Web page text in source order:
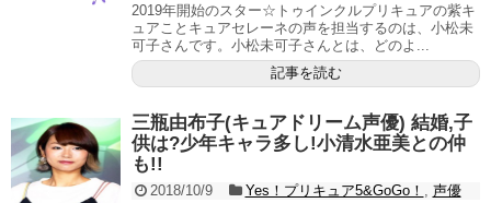
2019年開始のスター☆トゥインクルプリキュアの紫キ
ュアことキュアセレーネの声を担当するのは、小松未
可子さんです。小松未可子さんとは、どのよ...
記事を読む
三瓶由布子(キュアドリーム声優) 結婚,子
供は?少年キャラ多し!小清水亜美との仲
も!!
2018/10/9 Yes！プリキュア5&GoGo！
声優